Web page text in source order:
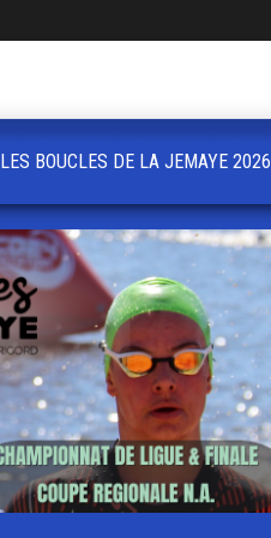
LES BOUCLES DE LA JEMAYE 2026